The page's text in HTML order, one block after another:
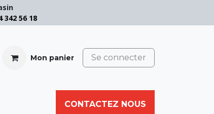
342 56 18
Mon panier Se connecter
CORDE AUTRES
CONTACTEZ NOUS